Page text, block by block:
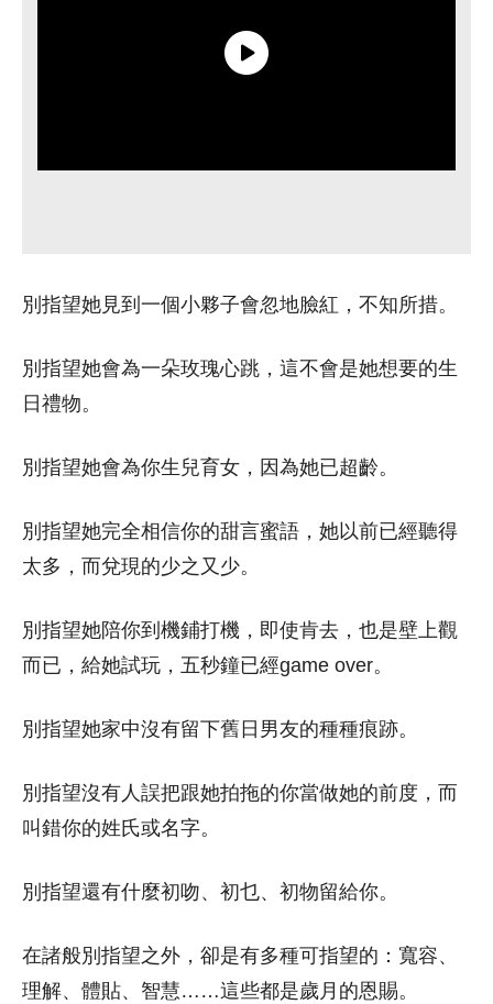
別指望她見到一個小夥子會忽地臉紅，不知所措。
別指望她會為一朵玫瑰心跳，這不會是她想要的生
日禮物。
別指望她會為你生兒育女，因為她已超齡。
別指望她完全相信你的甜言蜜語，她以前已經聽得
太多，而兌現的少之又少。
別指望她陪你到機鋪打機，即使肯去，也是壁上觀
而已，給她試玩，五秒鐘已經game over。
別指望她家中沒有留下舊日男友的種種痕跡。
別指望沒有人誤把跟她拍拖的你當做她的前度，而
叫錯你的姓氏或名字。
別指望還有什麼初吻、初乜、初物留給你。
在諸般別指望之外，卻是有多種可指望的：寬容、
理解、體貼、智慧……這些都是歲月的恩賜。